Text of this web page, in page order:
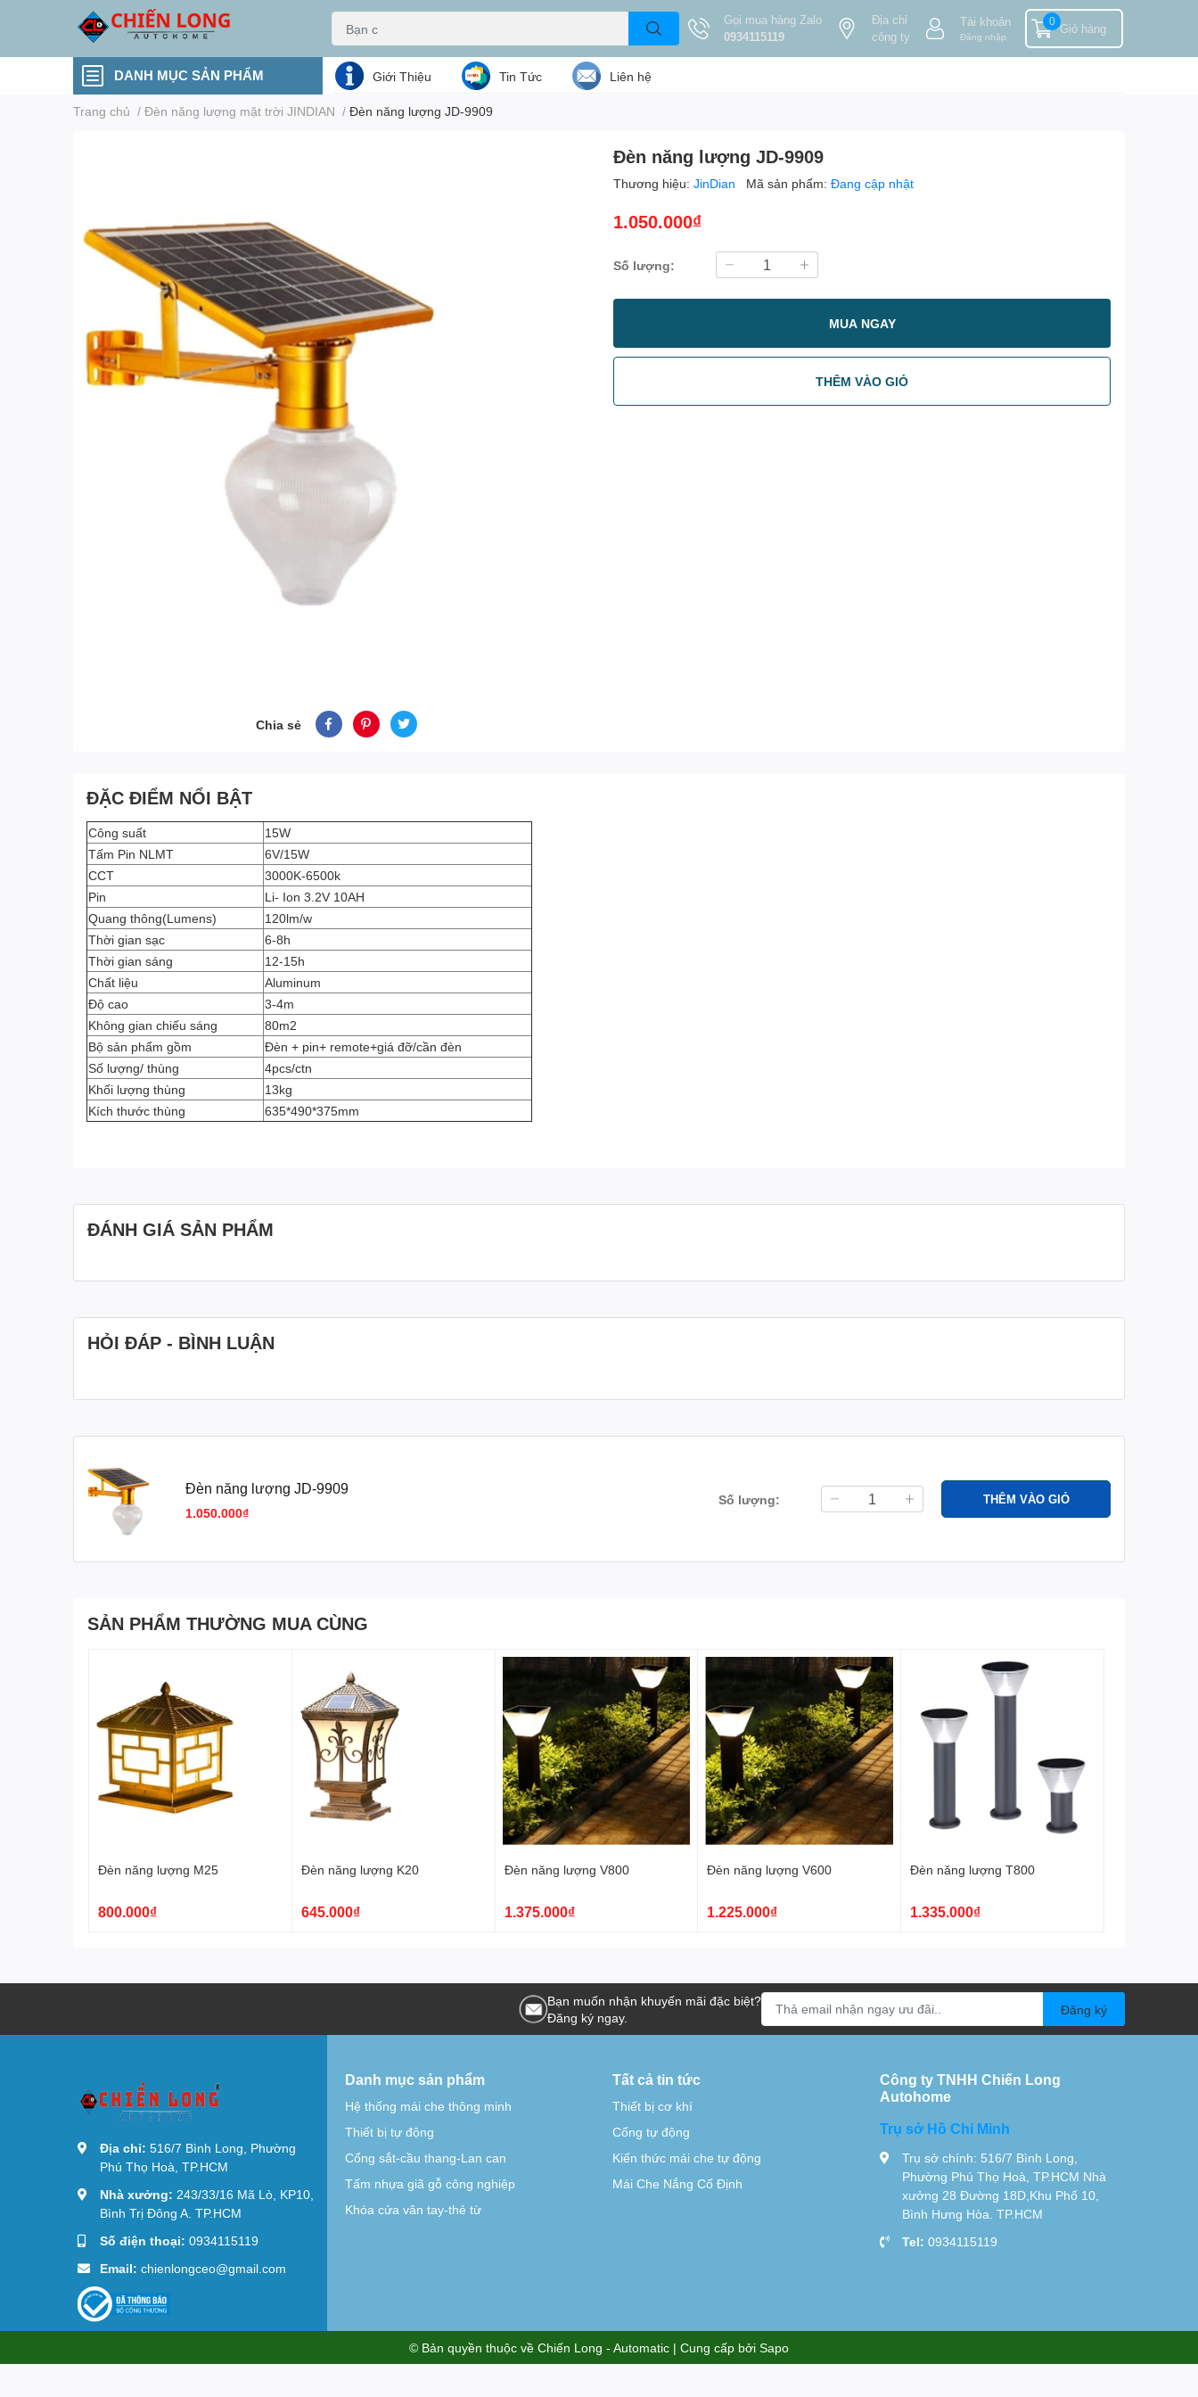
Gọi mua hàng Zalo
0934115119
Địa chỉ
công ty
Tài khoản
Đăng nhập
Giỏ hàng
0
DANH MỤC SẢN PHẨM Giới Thiệu Tin Tức Liên hệ
Trang chủ / Đèn năng lượng mặt trời JINDIAN / Đèn năng lượng JD-9909
Chia sẻ
Đèn năng lượng JD-9909
Thương hiệu: JinDian Mã sản phẩm: Đang cập nhật
1.050.000₫
Số lượng:
MUA NGAY
THÊM VÀO GIỎ
ĐẶC ĐIỂM NỔI BẬT
Công suất
15W
Tấm Pin NLMT
6V/15W
CCT
3000K-6500k
Pin
Li- Ion 3.2V 10AH
Quang thông(Lumens)
120lm/w
Thời gian sạc
6-8h
Thời gian sáng
12-15h
Chất liệu
Aluminum
Độ cao
3-4m
Không gian chiếu sáng
80m2
Bộ sản phẩm gồm
Đèn + pin+ remote+giá đỡ/cần đèn
Số lượng/ thùng
4pcs/ctn
Khối lượng thùng
13kg
Kích thước thùng
635*490*375mm
ĐÁNH GIÁ SẢN PHẨM
HỎI ĐÁP - BÌNH LUẬN
Đèn năng lượng JD-9909
1.050.000₫
Số lượng: THÊM VÀO GIỎ
SẢN PHẨM THƯỜNG MUA CÙNG
Đèn năng lượng M25
800.000₫
Đèn năng lượng K20
645.000₫
Đèn năng lượng V800
1.375.000₫
Đèn năng lượng V600
1.225.000₫
Đèn năng lượng T800
1.335.000₫
Bạn muốn nhận khuyến mãi đặc biệt?
Đăng ký ngay.
Đăng ký
Địa chỉ: 516/7 Bình Long, Phường
Phú Thọ Hoà, TP.HCM
Nhà xưởng: 243/33/16 Mã Lò, KP10,
Bình Trị Đông A. TP.HCM
Số điện thoại: 0934115119
Email: chienlongceo@gmail.com
Danh mục sản phẩm
Hệ thống mái che thông minh
Thiết bị tự động
Cổng sắt-cầu thang-Lan can
Tấm nhựa giã gỗ công nghiệp
Khóa cửa vân tay-thẻ từ
Tất cả tin tức
Thiết bị cơ khí
Cổng tự động
Kiến thức mái che tự động
Mái Che Nắng Cố Định
Công ty TNHH Chiến Long
Autohome
Trụ sở Hồ Chi Minh
Trụ sở chính: 516/7 Bình Long,
Phường Phú Thọ Hoà, TP.HCM Nhà
xưởng 28 Đường 18D,Khu Phố 10,
Bình Hưng Hòa. TP.HCM
Tel: 0934115119
© Bản quyền thuộc về Chiến Long - Automatic | Cung cấp bởi Sapo